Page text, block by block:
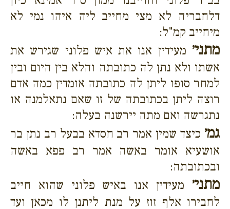
דלחבריה לא מצי מחייב ליה איהו נמי לא
מיחייב קמ"ל:
מתני׳ מעידין אנו את איש פלוני שגירש את
אשתו ולא נתן לה כתובתה והלא בין היום ובין
למחר סופו ליתן לה כתובתה אומדין כמה אדם
רוצה ליתן בכתובתה של זו שאם נתאלמנה או
נתגרשה ואם מתה יירשנה בעלה:
גמ׳ כיצד שמין אמר רב חסדא בבעל רב נתן בר
אושעיא אומר באשה אמר רב פפא באשה
ובכתובתה:
מתני׳ מעידין אנו באיש פלוני שהוא חייב
לחבירו אלף זוז על מנת ליתנן לו מכאן ועד